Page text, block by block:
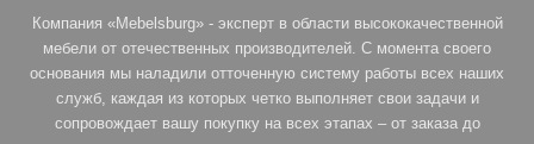
Компания «Mebelsburg» - эксперт в области высококачественной
мебели от отечественных производителей. С момента своего
основания мы наладили отточенную систему работы всех наших
служб, каждая из которых четко выполняет свои задачи и
сопровождает вашу покупку на всех этапах – от заказа до